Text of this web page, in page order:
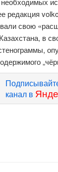
редакция
свою
в
канал в